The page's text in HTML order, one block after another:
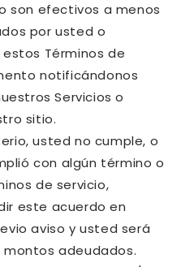
son efectivos a menos
por usted o
Términos de
notificándonos
Servicios o
sitio.
usted no cumple, o
con algún término o
de servicio,
este acuerdo en
aviso y usted será
adeudados.